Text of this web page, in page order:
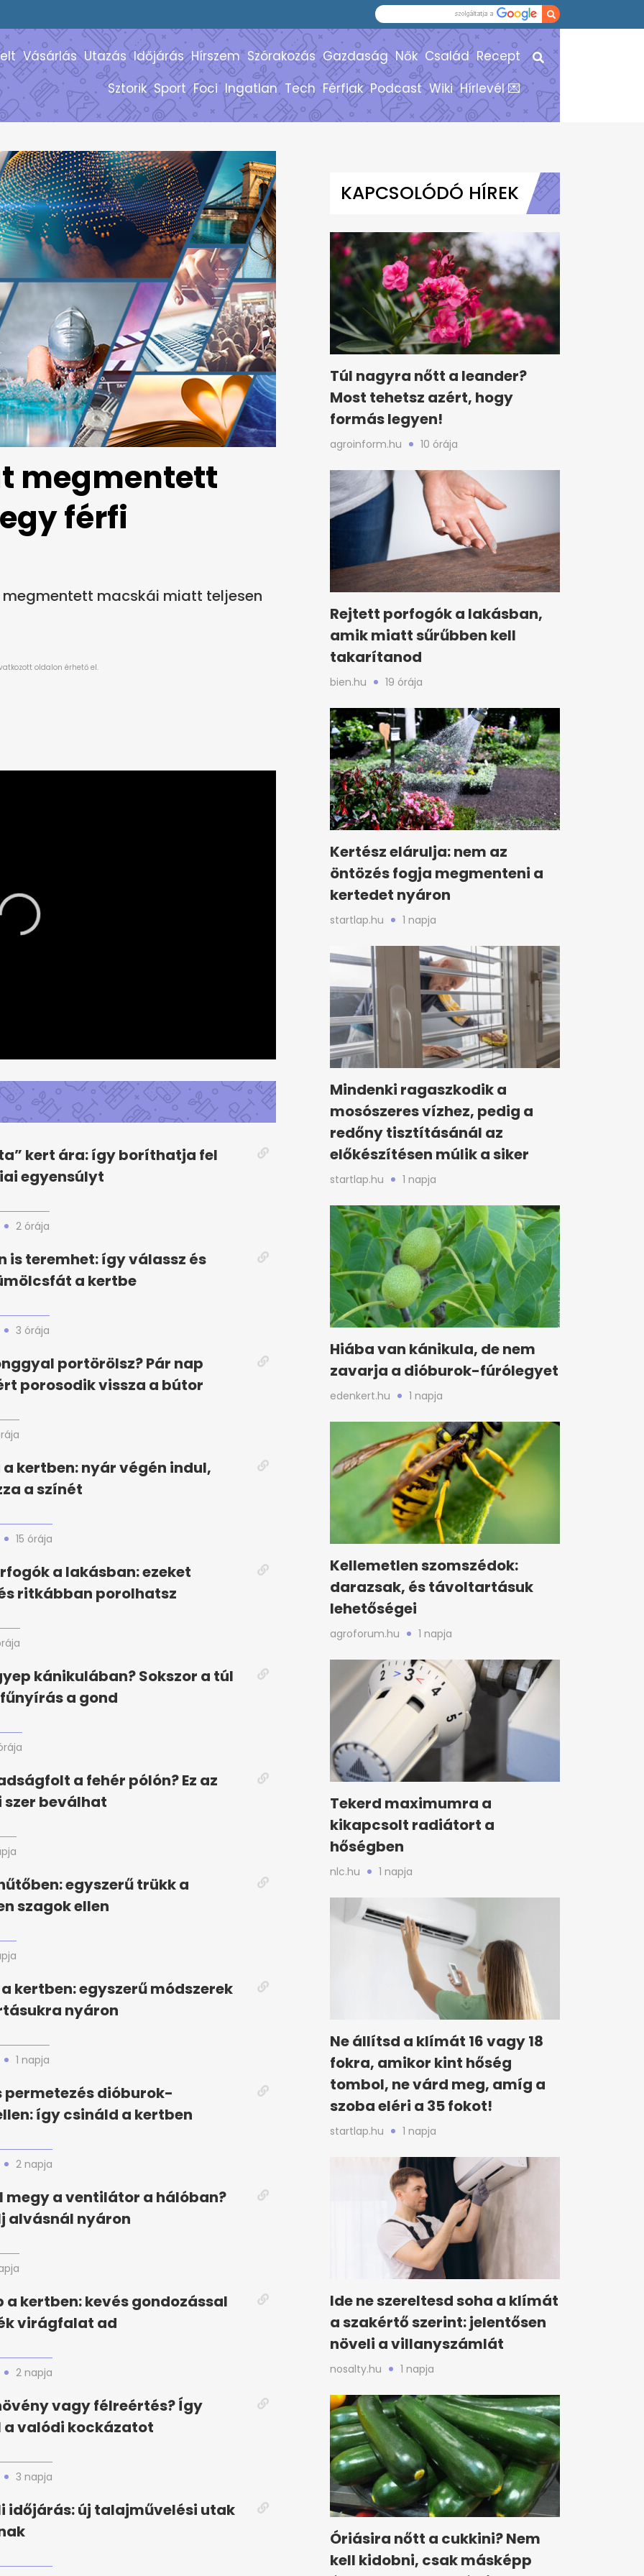
Vásárlás Utazás Időjárás Hírszem Szórakozás Gazdaság Nők Család Recept
Sztorik Sport Foci Ingatlan Tech Férfiak Podcast Wiki Hírlevél 💌
megmentett
férfi
megmentett macskái miatt teljesen
kert ára: így boríthatja fel
egyensúlyt
2 órája
is teremhet: így válassz és
a kertbe
3 órája
portörölsz? Pár nap
porosodik vissza a bútor
a kertben: nyár végén indul,
a színét
15 órája
a lakásban: ezeket
ritkábban porolhatsz
kánikulában? Sokszor a túl
a gond
a fehér pólón? Ez az
szer beválhat
egyszerű trükk a
szagok ellen
kertben: egyszerű módszerek
nyáron
1 napja
permetezés dióburok-
így csináld a kertben
2 napja
megy a ventilátor a hálóban?
alvásnál nyáron
a kertben: kevés gondozással
virágfalat ad
2 napja
vagy félreértés? Így
a valódi kockázatot
3 napja
időjárás: új talajművelési utak
KAPCSOLÓDÓ HÍREK
Túl nagyra nőtt a leander?
Most tehetsz azért, hogy
formás legyen!
agroinform.hu 10 órája
Rejtett porfogók a lakásban,
amik miatt sűrűbben kell
takarítanod
bien.hu 19 órája
Kertész elárulja: nem az
öntözés fogja megmenteni a
kertedet nyáron
startlap.hu 1 napja
Mindenki ragaszkodik a
mosószeres vízhez, pedig a
redőny tisztításánál az
előkészítésen múlik a siker
startlap.hu 1 napja
Hiába van kánikula, de nem
zavarja a dióburok-fúrólegyet
edenkert.hu 1 napja
Kellemetlen szomszédok:
darazsak, és távoltartásuk
lehetőségei
agroforum.hu 1 napja
Tekerd maximumra a
kikapcsolt radiátort a
hőségben
nlc.hu 1 napja
Ne állítsd a klímát 16 vagy 18
fokra, amikor kint hőség
tombol, ne várd meg, amíg a
szoba eléri a 35 fokot!
startlap.hu 1 napja
Ide ne szereltesd soha a klímát
a szakértő szerint: jelentősen
növeli a villanyszámlát
nosalty.hu 1 napja
Óriásira nőtt a cukkini? Nem
kell kidobni, csak másképp